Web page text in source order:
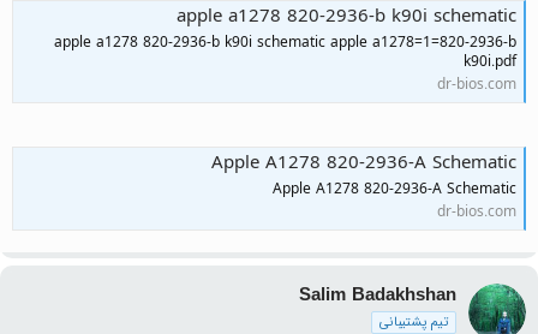
apple a1278 820-2936-b k90i schematic
apple a1278 820-2936-b k90i schematic apple a1278=1=820-2936-b
k90i.pdf
dr-bios.com
Apple A1278 820-2936-A Schematic
Apple A1278 820-2936-A Schematic
dr-bios.com
Salim Badakhshan
تیم پشتیبانی